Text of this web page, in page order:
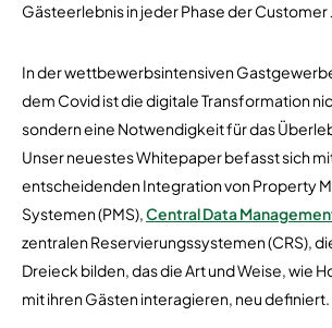
Gästeerlebnis in jeder Phase der Customer
In der wettbewerbsintensiven
dem Covid ist die digitale Transformation
sondern eine Notwendigkeit für das
Unser neuestes Whitepaper befasst sich
entscheidenden Integration von Property
Systemen (PMS),Central Data
zentralen Reservierungssystemen (CRS),
Dreieck bilden, das die Art und Weise, wie
mit ihren Gästen interagieren, neu definiert.